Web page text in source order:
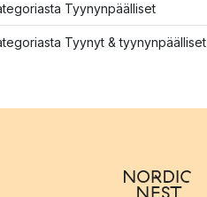
Tyynynpäälliset
Tyynyt & tyynynpäälliset